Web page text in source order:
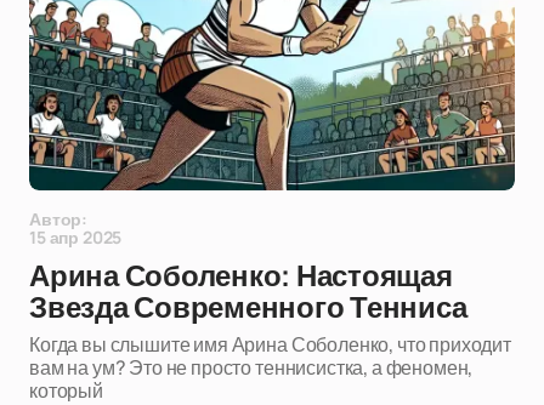
Автор:
15 апр 2025
Арина Соболенко: Настоящая
Звезда Современного Тенниса
Когда вы слышите имя Арина Соболенко, что приходит
вам на ум? Это не просто теннисистка, а феномен,
который